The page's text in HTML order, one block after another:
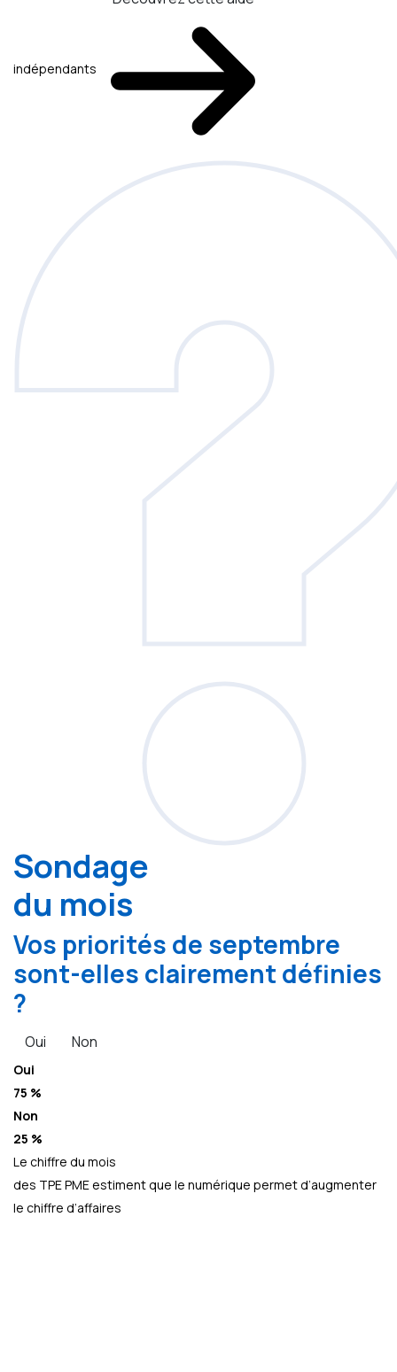
indépendants
Sondage
du mois
Vos priorités de septembre
sont-elles clairement définies
?
Oui Non
Oui
75 %
Non
25 %
Le chiffre du mois
des TPE PME estiment que le numérique permet d’augmenter
le chiffre d’affaires